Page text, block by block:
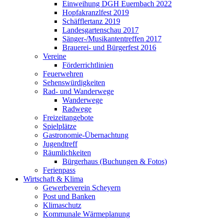
Einweihung DGH Euernbach 2022
Hopfakranzlfest 2019
Schäfflertanz 2019
Landesgartenschau 2017
Sänger-/Musikantentreffen 2017
Brauerei- und Bürgerfest 2016
Vereine
Förderrichtlinien
Feuerwehren
Sehenswürdigkeiten
Rad- und Wanderwege
Wanderwege
Radwege
Freizeitangebote
Spielplätze
Gastronomie-Übernachtung
Jugendtreff
Räumlichkeiten
Bürgerhaus (Buchungen & Fotos)
Ferienpass
Wirtschaft & Klima
Gewerbeverein Scheyern
Post und Banken
Klimaschutz
Kommunale Wärmeplanung